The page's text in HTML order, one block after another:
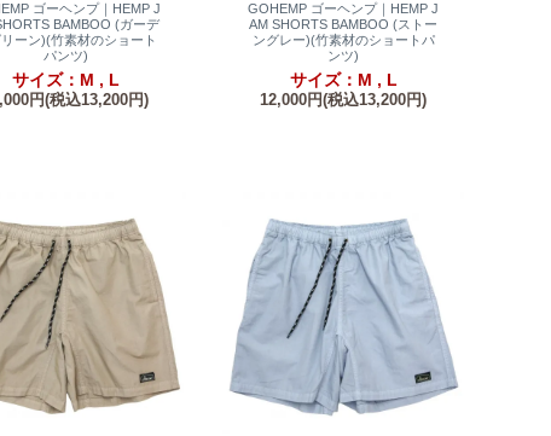
ゴーヘンプ｜HEMP J
BAMBOO (ガーデ
ーン)(竹素材のショート
パンツ)
サイズ：M , L
円(税込13,200円)
GOHEMP ゴーヘンプ｜HEMP J
AM SHORTS BAMBOO (ストー
ングレー)(竹素材のショートパ
ンツ)
サイズ：M , L
12,000円(税込13,200円)